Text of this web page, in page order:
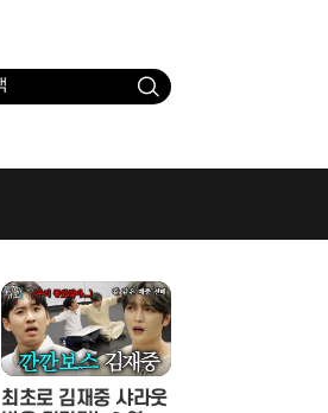
검
최초로 김재중 샤라웃